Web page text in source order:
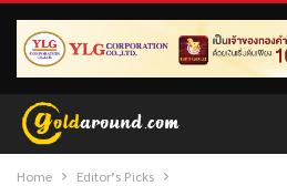
Home Editor’s Picks